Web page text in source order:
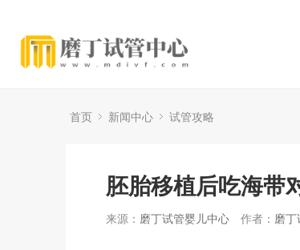
首页 新闻中心 试管攻略
胚胎移植后吃海带
来源： 磨丁试管婴儿中心 作者： 磨